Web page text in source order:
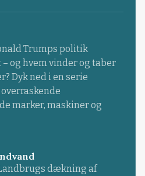
Trumps politik
og hvem vinder og taber
Dyk ned i en serie
marker, maskiner og
dækning af